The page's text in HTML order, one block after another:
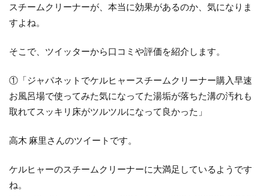
スチームクリーナーが、本当に効果があるのか、気になりま
すよね。
そこで、ツイッターから口コミや評価を紹介します。
①「ジャパネットでケルヒャースチームクリーナー購入早速
お風呂場で使ってみた気になってた湯垢が落ちた溝の汚れも
取れてスッキリ床がツルツルになって良かった」
高木 麻里さんのツイートです。
ケルヒャーのスチームクリーナーに大満足しているようです
ね。